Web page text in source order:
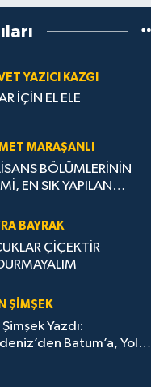
YAZICI KAZGI
İÇİN EL ELE
MARAŞANLI
BÖLÜMLERİNİN
EN SIK YAPILAN
BAYRAK
ÇİÇEKTİR
ŞIMŞEK
Şimşek Yazdı:
Batum’a, Yolun